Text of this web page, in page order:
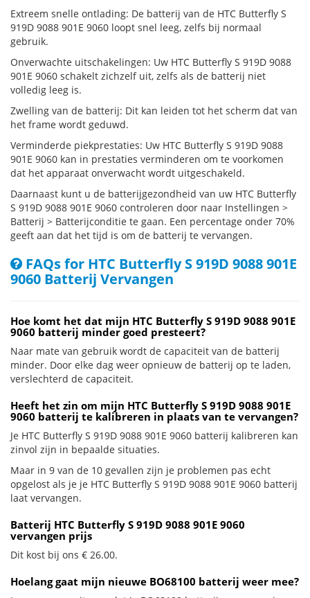
Extreem snelle ontlading: De batterij van de HTC Butterfly S
919D 9088 901E 9060 loopt snel leeg, zelfs bij normaal
gebruik.
Onverwachte uitschakelingen: Uw HTC Butterfly S 919D 9088
901E 9060 schakelt zichzelf uit, zelfs als de batterij niet
volledig leeg is.
Zwelling van de batterij: Dit kan leiden tot het scherm dat van
het frame wordt geduwd.
Verminderde piekprestaties: Uw HTC Butterfly S 919D 9088
901E 9060 kan in prestaties verminderen om te voorkomen
dat het apparaat onverwacht wordt uitgeschakeld.
Daarnaast kunt u de batterijgezondheid van uw HTC Butterfly
S 919D 9088 901E 9060 controleren door naar Instellingen >
Batterij > Batterijconditie te gaan. Een percentage onder 70%
geeft aan dat het tijd is om de batterij te vervangen.
FAQs for HTC Butterfly S 919D 9088 901E
9060 Batterij Vervangen
Hoe komt het dat mijn HTC Butterfly S 919D 9088 901E
9060 batterij minder goed presteert?
Naar mate van gebruik wordt de capaciteit van de batterij
minder. Door elke dag weer opnieuw de batterij op te laden,
verslechterd de capaciteit.
Heeft het zin om mijn HTC Butterfly S 919D 9088 901E
9060 batterij te kalibreren in plaats van te vervangen?
Je HTC Butterfly S 919D 9088 901E 9060 batterij kalibreren kan
zinvol zijn in bepaalde situaties.
Maar in 9 van de 10 gevallen zijn je problemen pas echt
opgelost als je je HTC Butterfly S 919D 9088 901E 9060 batterij
laat vervangen.
Batterij HTC Butterfly S 919D 9088 901E 9060
vervangen prijs
Dit kost bij ons € 26.00.
Hoelang gaat mijn nieuwe BO68100 batterij weer mee?